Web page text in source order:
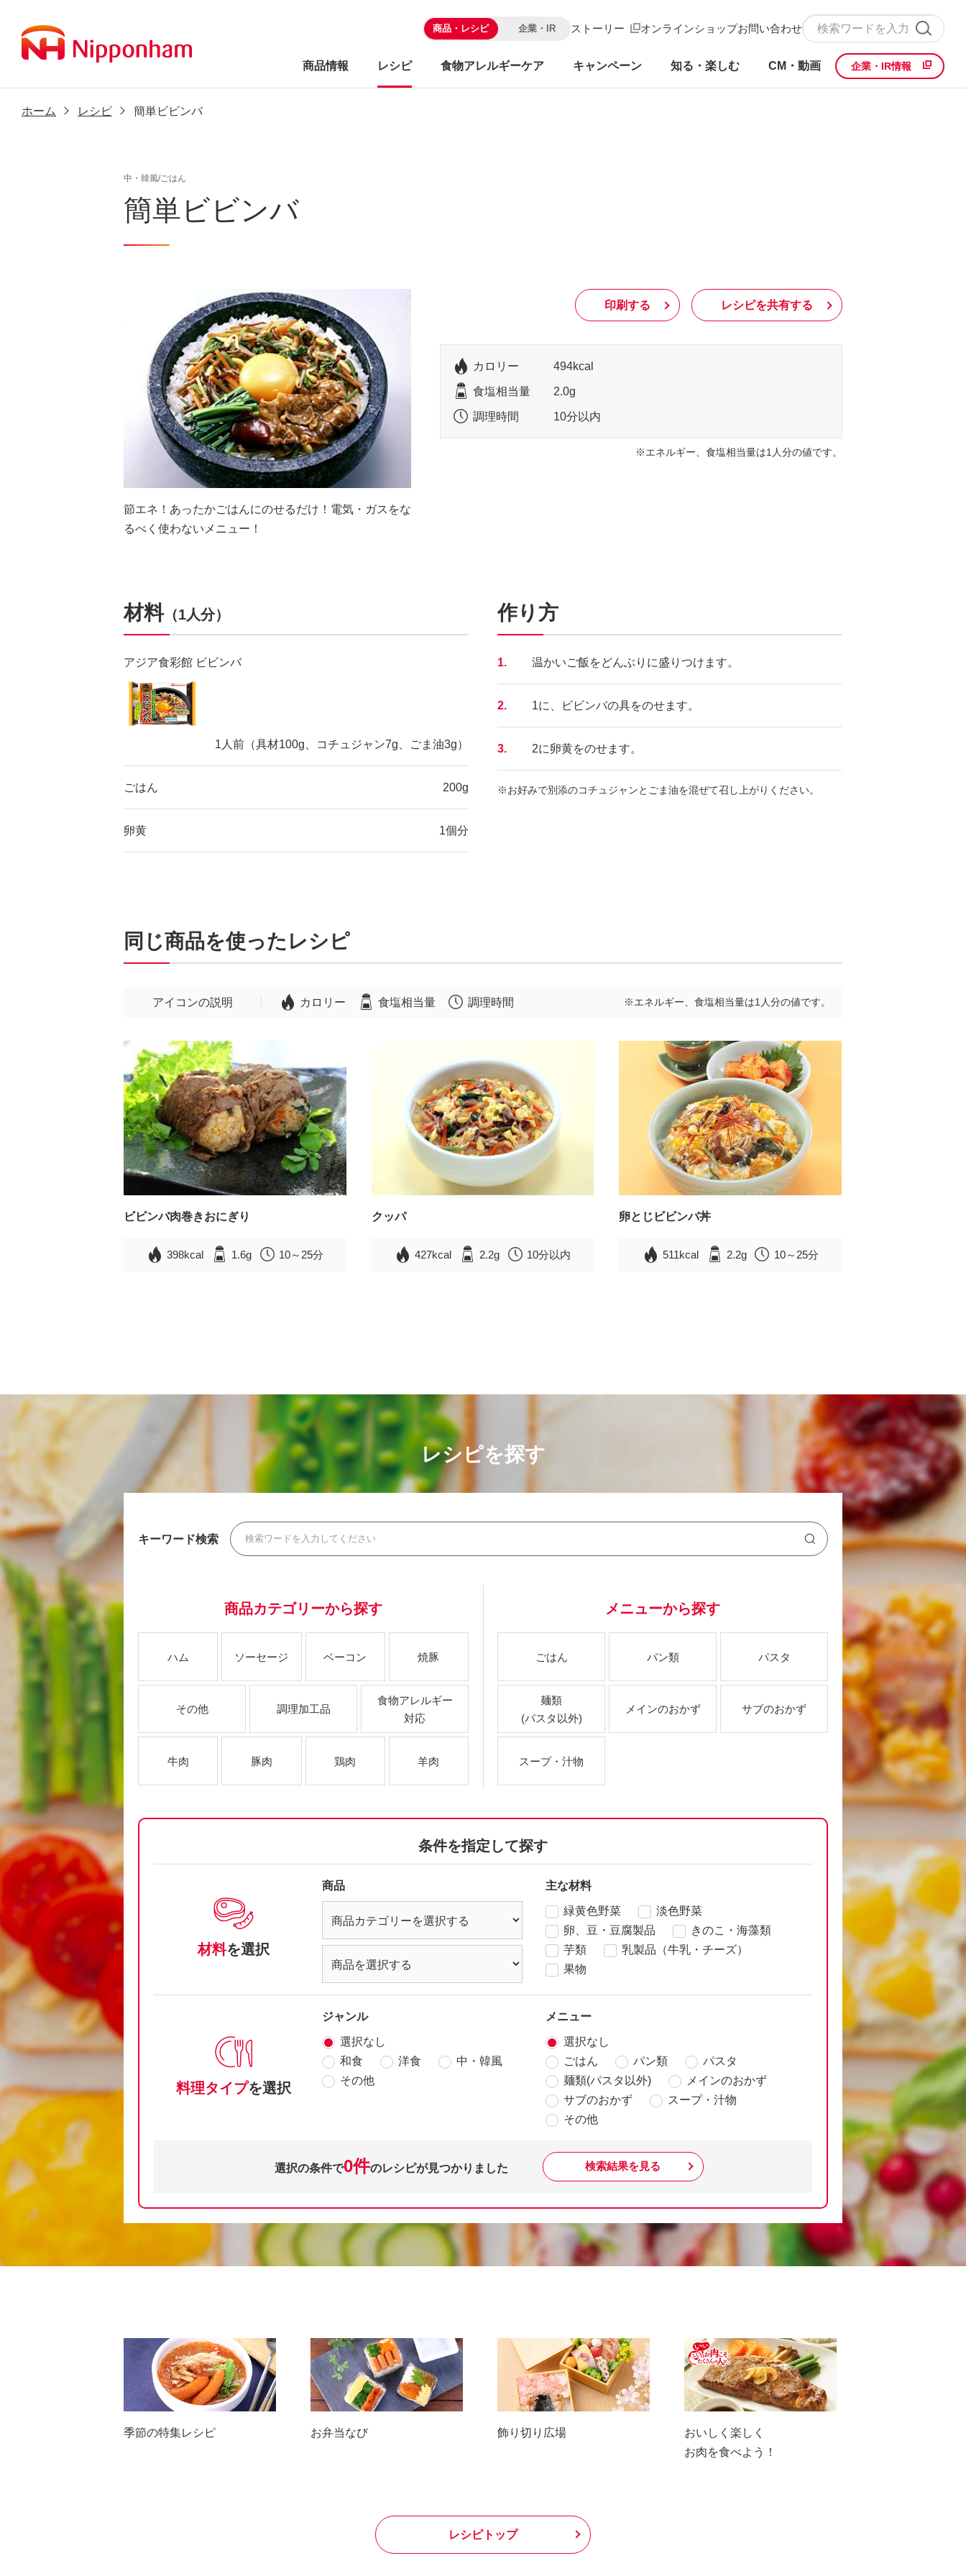
商品・レシピ 企業・IR ストーリー オンラインショップお問い合わせ
商品情報 レシピ 食物アレルギーケア キャンペーン 知る・楽しむ CM・動画 企業・IR情報
ホーム レシピ 簡単ビビンバ
中・韓風/ごはん
簡単ビビンバ
節エネ！あったかごはんにのせるだけ！電気・ガスをな
るべく使わないメニュー！
印刷する レシピを共有する
カロリー 494kcal
食塩相当量 2.0g
調理時間 10分以内
エネルギー、食塩相当量は1人分の値です。
材料（1人分）
アジア食彩館 ビビンバ
1人前（具材100g、コチュジャン7g、ごま油3g）
ごはん 200g
卵黄 1個分
作り方
1. 温かいご飯をどんぶりに盛りつけます。
2. 1に、ビビンバの具をのせます。
3. 2に卵黄をのせます。
※お好みで別添のコチュジャンとごま油を混ぜて召し上がりください。
同じ商品を使ったレシピ
アイコンの説明 カロリー 食塩相当量 調理時間 ※エネルギー、食塩相当量は1人分の値です。
ビビンバ肉巻きおにぎり
398kcal 1.6g 10～25分
クッパ
427kcal 2.2g 10分以内
卵とじビビンバ丼
511kcal 2.2g 10～25分
レシピを探す
キーワード検索
商品カテゴリーから探す
ハム ソーセージ ベーコン 焼豚
その他 調理加工品
食物アレルギー
対応
牛肉 豚肉 鶏肉 羊肉
メニューから探す
ごはん パン類 パスタ
麺類
(パスタ以外)
メインのおかず サブのおかず
スープ・汁物
条件を指定して探す
材料を選択
商品 主な材料
緑黄色野菜
淡色野菜
卵、豆・豆腐製品
きのこ・海藻類
芋類
乳製品（牛乳・チーズ）
果物
料理タイプを選択
ジャンル
選択なし
和食
洋食
中・韓風
その他
メニュー
選択なし
ごはん
パン類
パスタ
麺類(パスタ以外)
メインのおかず
サブのおかず
スープ・汁物
その他
選択の条件で0件のレシピが見つかりました 検索結果を見る
季節の特集レシピ お弁当なび 飾り切り広場
おいしく楽しく
お肉を食べよう！
レシピトップ